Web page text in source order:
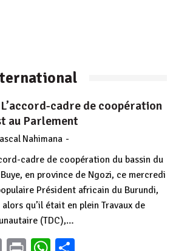
cadre de coopération
au Parlement
Nahimana -
cadre de coopération du bassin du
en province de Ngozi, ce mercredi
Président africain du Burundi,
qu’il était en plein Travaux de
(TDC),…